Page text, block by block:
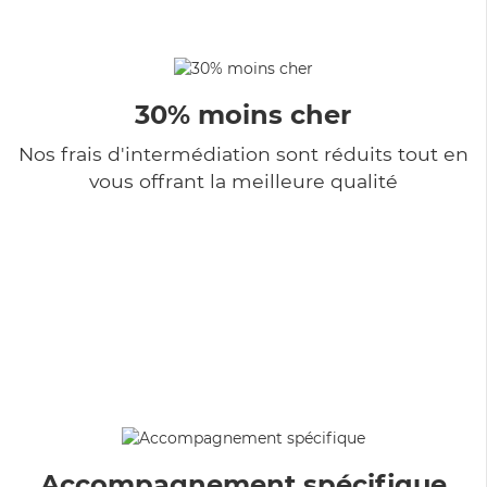
30% moins cher
Nos frais d'intermédiation sont réduits tout en
vous offrant la meilleure qualité